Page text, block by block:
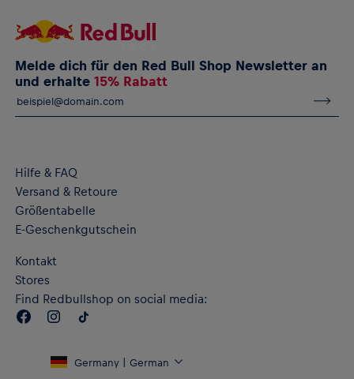
Melde dich für den Red Bull Shop Newsletter an
und erhalte15% Rabatt
Hilfe & FAQ
Versand & Retoure
Größentabelle
E-Geschenkgutschein
Kontakt
Stores
Find Redbullshop on social media:
Germany | German